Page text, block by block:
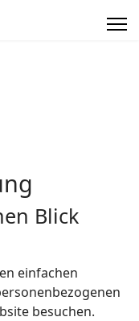
Blick
einfachen
besuchen.